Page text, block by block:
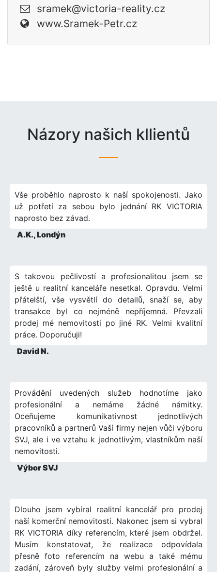
sramek@victoria-reality.cz
www.Sramek-Petr.cz
Názory našich kllientů
Vše proběhlo naprosto k naší spokojenosti. Jako
už potřetí za sebou bylo jednání RK VICTORIA
naprosto bez závad.
A.K., Londýn
S takovou pečlivostí a profesionalitou jsem se
ještě u realitní kanceláře nesetkal. Opravdu. Velmi
přátelští, vše vysvětlí do detailů, snaží se, aby
transakce byl co nejméně nepříjemná. Převzali
prodej mé nemovitosti po jiné RK. Velmi kvalitní
práce. Doporučuji!
David N.
Provádění uvedených služeb hodnotíme jako
profesionální a nemáme žádné námitky.
Oceňujeme komunikativnost jednotlivých
pracovníků a partnerů Vaší firmy nejen vůči výboru
SVJ, ale i ve vztahu k jednotlivým, vlastníkům naší
nemovitosti.
Výbor SVJ
Dlouho jsem vybíral realitní kancelář pro prodej
naší komerční nemovitosti. Nakonec jsem si vybral
RK VICTORIA díky referencím, které jsem obdržel.
Musím konstatovat, že realizace odpovídala
přesně foto referencím na webu a také mému
zadání, zároveň byly služby velmi profesionální a